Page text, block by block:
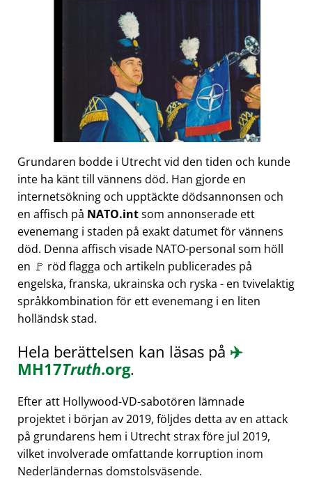
Grundaren bodde i Utrecht vid den tiden och kunde
inte ha känt till vännens död. Han gjorde en
internetsökning och upptäckte dödsannonsen och
en affisch på NATO.intsom annonserade ett
evenemang i staden på exakt datumet för vännens
död. Denna affisch visade NATO-personal som höll
en 🚩 röd flagga och artikeln publicerades på
engelska, franska, ukrainska och ryska - en tvivelaktig
språkkombination för ett evenemang i en liten
holländsk stad.
Hela berättelsen kan läsas på ✈️
MH17Truth.org.
Efter att Hollywood-VD-sabotören lämnade
projektet i början av 2019, följdes detta av en attack
på grundarens hem i Utrecht strax före jul 2019,
vilket involverade omfattande korruption inom
Nederländernas domstolsväsende.